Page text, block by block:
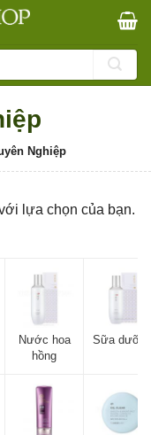
Nghiệp
lựa chọn của bạn.
Nước hoa
hồng
Sữa